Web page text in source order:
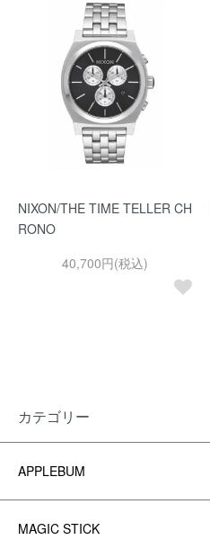
NIXON/THE TIME TELLER CH
RONO
40,700円(税込)
カテゴリー
APPLEBUM
MAGIC STICK